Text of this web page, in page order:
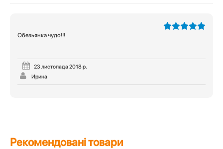
Обезьянка чудо!!!
23 листопада 2018 р.
Ирина
Рекомендовані товари